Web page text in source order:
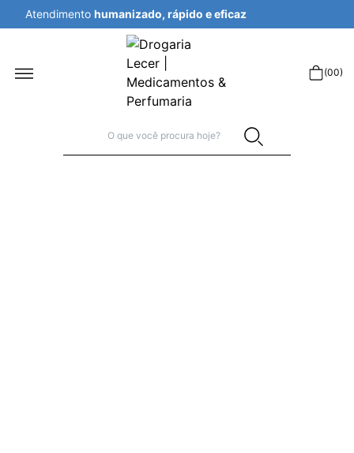
Atendimentohumanizado, rápido e eficaz
(00)